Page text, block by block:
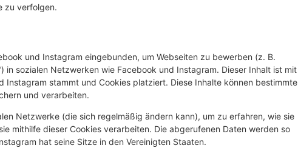
zu verfolgen.
und Instagram eingebunden, um Webseiten zu bewerben (z. B.
in sozialen Netzwerken wie Facebook und Instagram. Dieser Inhalt ist mit
stammt und Cookies platziert. Diese Inhalte können bestimmte
und verarbeiten.
Netzwerke (die sich regelmäßig ändern kann), um zu erfahren, wie sie
mithilfe dieser Cookies verarbeiten. Die abgerufenen Daten werden so
hat seine Sitze in den Vereinigten Staaten.